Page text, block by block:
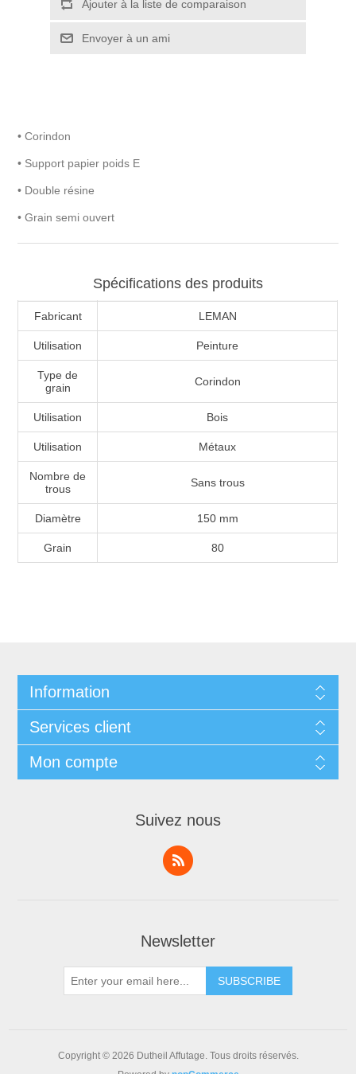
• Corindon
• Support papier poids E
• Double résine
• Grain semi ouvert
Spécifications des produits
Fabricant LEMAN
Utilisation Peinture
Type de
grain
Corindon
Utilisation Bois
Utilisation Métaux
Nombre de
trous
Sans trous
Diamètre 150 mm
Grain 80
Information
Services client
Mon compte
Suivez nous
Newsletter
Copyright © 2026 Dutheil Affutage. Tous droits réservés.